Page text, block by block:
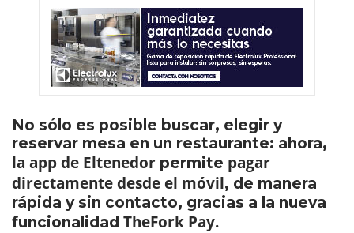
No sólo es posible buscar, elegir y
reservar mesa en un restaurante: ahora,
la app de Eltenedor permite pagar
directamente desde el móvil, de manera
rápida y sin contacto, gracias a la nueva
funcionalidad TheFork Pay.